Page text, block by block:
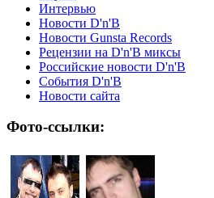
Интервью
Новости D'n'B
Новости Gunsta Records
Рецензии на D'n'B миксы
Российские новости D'n'B
События D'n'B
Новости сайта
Фото-ссылки: